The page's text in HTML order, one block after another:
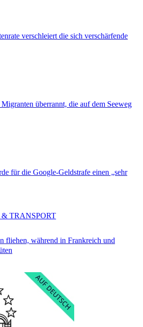
verschleiert die sich verschärfende
überrannt, die auf dem Seeweg
für die Google-Geldstrafe einen „sehr
fliehen, während in Frankreich und
TRANSPORT